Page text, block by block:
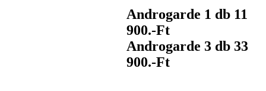
Androgarde 1 db 11
900.-Ft
Androgarde 3 db 33
900.-Ft